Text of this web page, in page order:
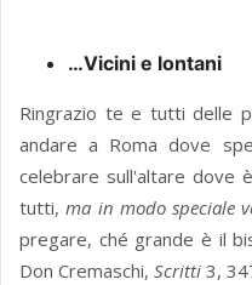
…Vicini e lontani
Ringrazio te e tutti delle
andare a Roma dove
celebrare sull'altare dove
tutti,ma in modo speciale
pregare, ché grande è il
Don Cremaschi, Scritti 3,